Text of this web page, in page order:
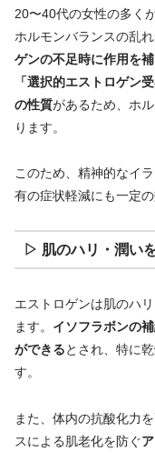
20〜40代の女性の多く
ホルモンバランスの乱れ
ゲンの不足時に作用を
「選択的エストロゲン
の性質があるため、ホ
ります。
このため、精神的なイ
有の症状軽減にも一定
▷ 肌のハリ・潤い
エストロゲンは肌のハ
ます。 イソフラボンの
ができるとされ、特に
す。
また、体内の抗酸化力
スによる肌老化を防ぐ